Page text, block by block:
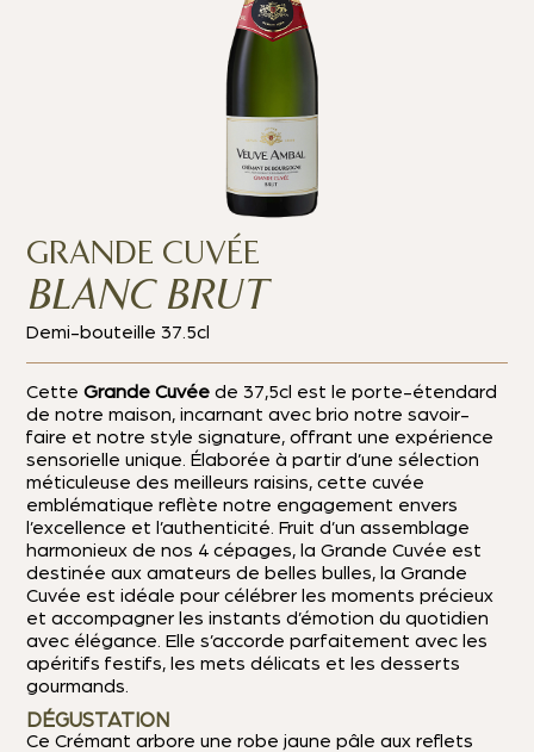
GRANDE CUVÉE
BLANC BRUT
Demi-bouteille 37.5cl
CetteGrande Cuvée de 37,5cl est le porte-étendard
de notre maison, incarnant avec brio notre savoir-
faire et notre style signature, offrant une expérience
sensorielle unique. Élaborée à partir d’une sélection
méticuleuse des meilleurs raisins, cette cuvée
emblématique reflète notre engagement envers
l’excellence et l’authenticité. Fruit d’un assemblage
harmonieux de nos 4 cépages, la Grande Cuvée est
destinée aux amateurs de belles bulles, la Grande
Cuvée est idéale pour célébrer les moments précieux
et accompagner les instants d’émotion du quotidien
avec élégance. Elle s’accorde parfaitement avec les
apéritifs festifs, les mets délicats et les desserts
gourmands.
DÉGUSTATION
Ce Crémant arbore une robe jaune pâle aux reflets